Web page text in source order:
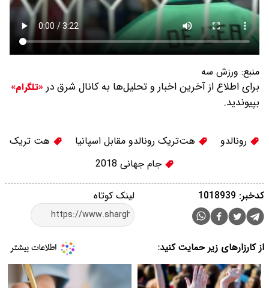
منبع: ورزش سه
برای اطلاع از آخرین اخبار و تحلیل‌ها به کانال شرق در «تلگرام»
بپیوندید.
رونالدو هت‌تریک رونالدو مقابل اسپانیا
هت تریک
جام جهانی 2018
لینک کوتاه کدخبر: 1018939
از کارزارهای زیر حمایت کنید: